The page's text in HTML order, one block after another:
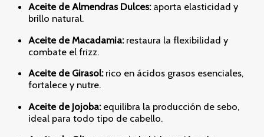
Aceite de Almendras Dulces:aporta elasticidad y
brillo natural.
Aceite de Macadamia:restaura la flexibilidad y
combate el frizz.
Aceite de Girasol:rico en ácidos grasos esenciales,
fortalece y nutre.
Aceite de Jojoba:equilibra la producción de sebo,
ideal para todo tipo de cabello.